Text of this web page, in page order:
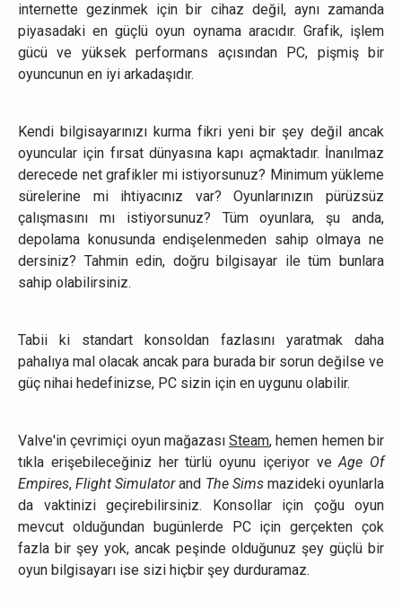
internette gezinmek için bir cihaz değil, aynı zamanda
piyasadaki en güçlü oyun oynama aracıdır. Grafik, işlem
gücü ve yüksek performans açısından PC, pişmiş bir
oyuncunun en iyi arkadaşıdır.
Kendi bilgisayarınızı kurma fikri yeni bir şey değil ancak
oyuncular için fırsat dünyasına kapı açmaktadır. İnanılmaz
derecede net grafikler mi istiyorsunuz? Minimum yükleme
sürelerine mi ihtiyacınız var? Oyunlarınızın pürüzsüz
çalışmasını mı istiyorsunuz? Tüm oyunlara, şu anda,
depolama konusunda endişelenmeden sahip olmaya ne
dersiniz? Tahmin edin, doğru bilgisayar ile tüm bunlara
sahip olabilirsiniz.
Tabii ki standart konsoldan fazlasını yaratmak daha
pahalıya mal olacak ancak para burada bir sorun değilse ve
güç nihai hedefinizse, PC sizin için en uygunu olabilir.
Valve'in çevrimiçi oyun mağazasıSteam, hemen hemen bir
tıkla erişebileceğiniz her türlü oyunu içeriyor veAge Of
Empires,Flight Simulatorand The Simsmazideki oyunlarla
da vaktinizi geçirebilirsiniz. Konsollar için çoğu oyun
mevcut olduğundan bugünlerde PC için gerçekten çok
fazla bir şey yok, ancak peşinde olduğunuz şey güçlü bir
oyun bilgisayarı ise sizi hiçbir şey durduramaz.